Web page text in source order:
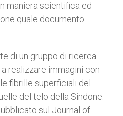
maniera scientifica ed
quale documento
di un gruppo di ricerca
a realizzare immagini con
fibrille superficiali del
del telo della Sindone.
sul Journal of